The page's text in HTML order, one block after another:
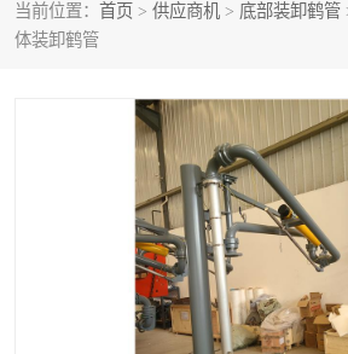
当前位置： 首页 > 供应商机 > 底部装卸鹤管
体装卸鹤管
鹤管配件 活动
撬装系统设备 装车